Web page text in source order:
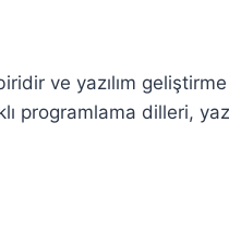
ve yazılım
programlama dilleri,